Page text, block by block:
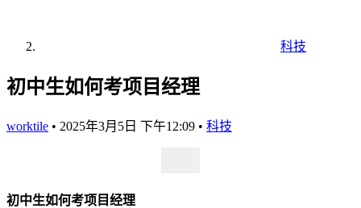
科技
初中生如何考项目经理
worktile • 2025年3月5日 下午12:09 • 科技
初中生如何考项目经理